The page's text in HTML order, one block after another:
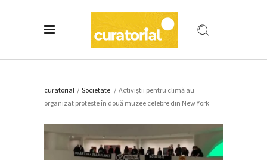
curatorial / Societate / Activiștii pentru climă au
organizat proteste în două muzee celebre din New York